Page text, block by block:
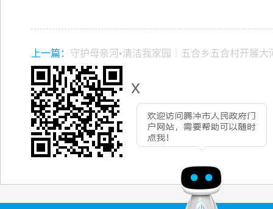
x
上一篇： 守护母亲河•清洁我家园｜五合乡五合村开展